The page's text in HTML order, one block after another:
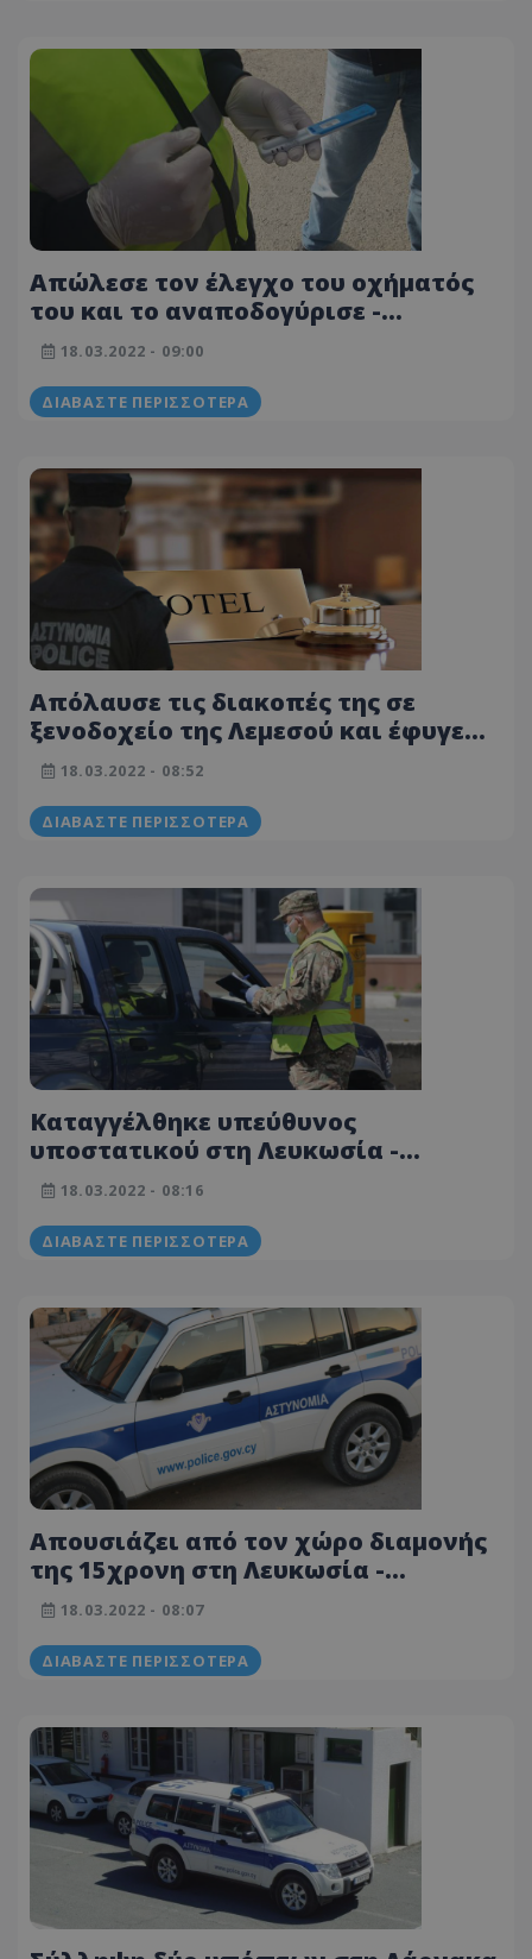
Απώλεσε τον έλεγχο του οχήματός
του και το αναποδογύρισε -
Οδηγούσε μεθυσμένος και...
φτιαγμένος 30χρονος
18.03.2022 - 09:00
ΔΙΑΒΆΣΤΕ ΠΕΡΙΣΣΌΤΕΡΑ
Απόλαυσε τις διακοπές της σε
ξενοδοχείο της Λεμεσού και έφυγε
κυρία - Δεν πλήρωσε ούτε ένα ευρώ
18.03.2022 - 08:52
ΔΙΑΒΆΣΤΕ ΠΕΡΙΣΣΌΤΕΡΑ
Καταγγέλθηκε υπεύθυνος
υποστατικού στη Λευκωσία -
Πρόστιμο σε 21 πολίτες για
παραβίαση των μέτρων
18.03.2022 - 08:16
ΔΙΑΒΆΣΤΕ ΠΕΡΙΣΣΌΤΕΡΑ
Απουσιάζει από τον χώρο διαμονής
της 15χρονη στη Λευκωσία -
Βοηθήστε να εντοπιστεί
18.03.2022 - 08:07
ΔΙΑΒΆΣΤΕ ΠΕΡΙΣΣΌΤΕΡΑ